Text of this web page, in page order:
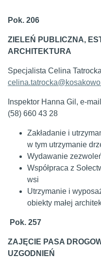
Pok. 206
ZIELEŃ PUBLICZNA,
ARCHITEKTURA
Specjalista Celina
Inspektor Hanna Gil, e-
(58) 660 43 28
Zakładanie i
w tym utrzymanie
Wydawanie
Współpraca z
wsi
Utrzymanie i
obiekty małej
Pok. 257
ZAJĘCIE PASA
UZGODNIEŃ